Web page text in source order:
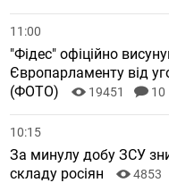
11:00
"Фідес" офіційно
Європарламенту від
(ФОТО)
19451 10
10:15
За минулу добу ЗСУ
складу росіян
4853